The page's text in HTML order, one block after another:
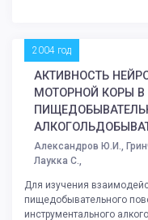
2004 год
АКТИВНОСТЬ
МОТОРНОЙ КОРЫ
Александров Ю.И.,
Лаукка С.,
Для изучения
пищедобывательного
инструментального